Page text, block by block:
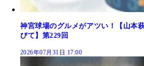
神宮球場のグルメがアツい！【山本
びて】第229回
2026年07月31日 17:00